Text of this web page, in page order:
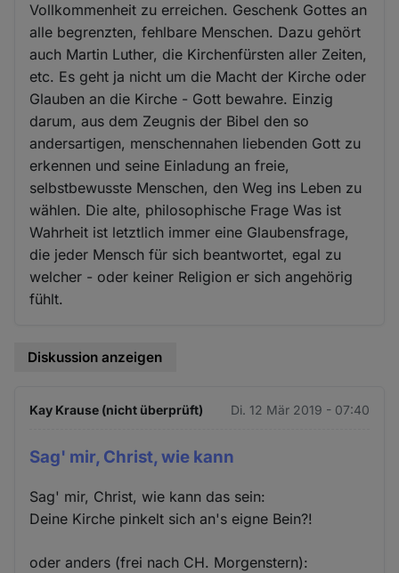
Vollkommenheit zu erreichen. Geschenk Gottes an
alle begrenzten, fehlbare Menschen. Dazu gehört
auch Martin Luther, die Kirchenfürsten aller Zeiten,
etc. Es geht ja nicht um die Macht der Kirche oder
Glauben an die Kirche - Gott bewahre. Einzig
darum, aus dem Zeugnis der Bibel den so
andersartigen, menschennahen liebenden Gott zu
erkennen und seine Einladung an freie,
selbstbewusste Menschen, den Weg ins Leben zu
wählen. Die alte, philosophische Frage Was ist
Wahrheit ist letztlich immer eine Glaubensfrage,
die jeder Mensch für sich beantwortet, egal zu
welcher - oder keiner Religion er sich angehörig
fühlt.
Diskussion anzeigen
Kay Krause (nicht überprüft) Di. 12 Mär 2019 - 07:40
Sag' mir, Christ, wie kann
Sag' mir, Christ, wie kann das sein:
Deine Kirche pinkelt sich an's eigne Bein?!
oder anders (frei nach CH. Morgenstern):